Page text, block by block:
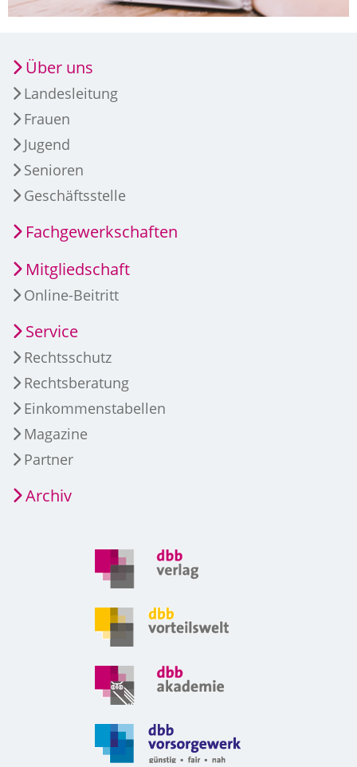
Über uns
Landesleitung
Frauen
Jugend
Senioren
Geschäftsstelle
Fachgewerkschaften
Mitgliedschaft
Online-Beitritt
Service
Rechtsschutz
Rechtsberatung
Einkommenstabellen
Magazine
Partner
Archiv